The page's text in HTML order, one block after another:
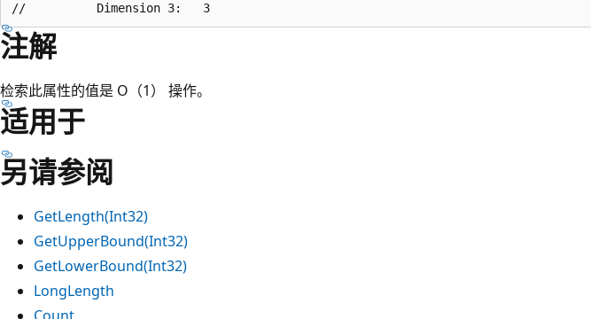
注解
检索此属性的值是 O（1） 操作。
适用于
另请参阅
GetLength(Int32)
GetUpperBound(Int32)
GetLowerBound(Int32)
LongLength
Count